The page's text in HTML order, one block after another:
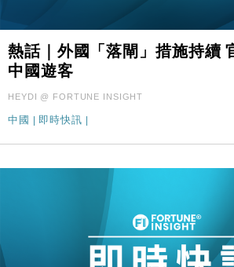
熱話｜外國「落閘」措施持續
中國遊客
HEYDI @ FORTUNE INSIGHT
中國 即時快訊